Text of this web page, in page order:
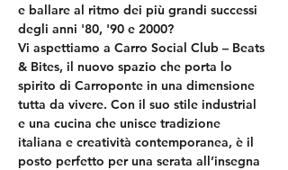
e ballare al ritmo dei più grandi successi
degli anni '80, '90 e 2000?
Vi aspettiamo a Carro Social Club – Beats
& Bites, il nuovo spazio che porta lo
spirito di Carroponte in una dimensione
tutta da vivere. Con il suo stile industrial
e una cucina che unisce tradizione
italiana e creatività contemporanea, è il
posto perfetto per una serata all’insegna